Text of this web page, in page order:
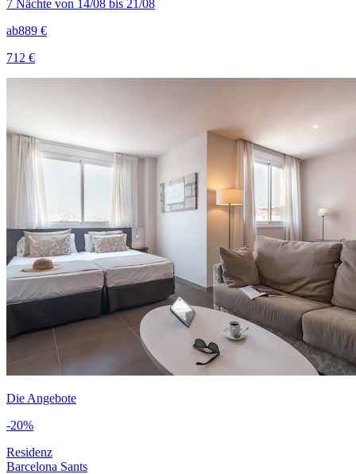
7 Nächte von 14/08 bis 21/08
ab889 €
712 €
Die Angebote
-20%
Residenz
Barcelona Sants